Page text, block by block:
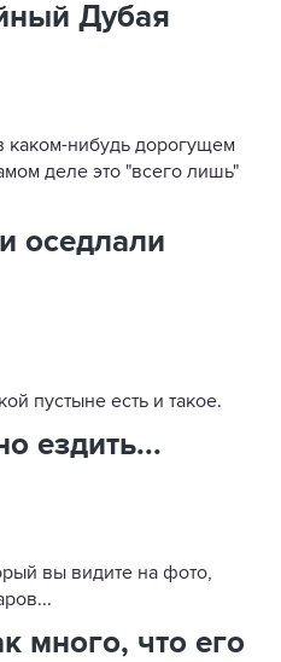
Дубая
каком-нибудь дорогущем
деле это "всего лишь"
оседлали
пустыне есть и такое.
ездить...
вы видите на фото,
много, что его